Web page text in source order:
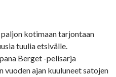
kotimaan tarjontaan
tuulia etsivälle.
Berget -pelisarja
vuoden ajan kuuluneet satojen